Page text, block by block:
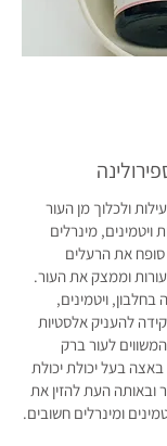
ולכלוך מן העור
מינרלים
סופח את הרעלים
וממצק את העור.
ויטמינים,
להעניק אלסטיות
המשווים לעור ברק
באצה בעל יכולת יכולת
ובאותה העת להזין את
ומינרלים חשובים.